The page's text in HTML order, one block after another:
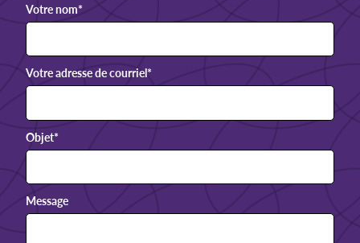
Votre nom*
Votre adresse de courriel*
Objet*
Message